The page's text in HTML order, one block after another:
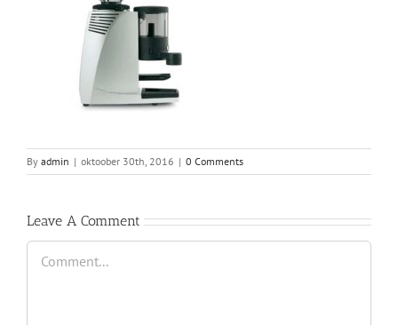
By admin | oktoober 30th, 2016 | 0 Comments
Leave A Comment
Comment